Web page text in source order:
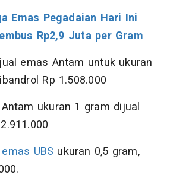
Emas Pegadaian Hari Ini
Rp2,9 Juta per Gram
emas Antam untuk ukuran
Rp 1.508.000
ukuran 1 gram dijual
emas UBS ukuran 0,5 gram,